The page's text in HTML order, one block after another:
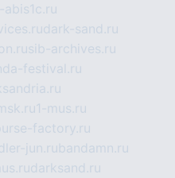
abis1c.ru
dark-sand.ru
sib-archives.ru
festival.ru
1-mus.ru
factory.ru
jun.rubandamn.ru
darksand.ru